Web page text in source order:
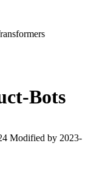
Bots
Modified by 2023-